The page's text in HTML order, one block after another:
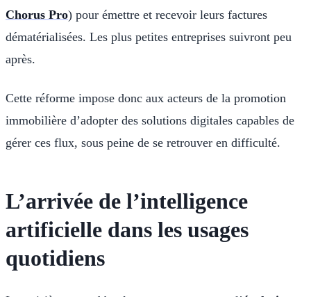
Chorus Pro) pour émettre et recevoir leurs factures
dématérialisées. Les plus petites entreprises suivront peu
après.
Cette réforme impose donc aux acteurs de la promotion
immobilière d’adopter des solutions digitales capables de
gérer ces flux, sous peine de se retrouver en difficulté.
L’arrivée de l’intelligence
artificielle dans les usages
quotidiens